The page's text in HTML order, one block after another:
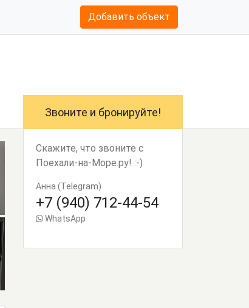
Добавить объект
Звоните и бронируйте!
Скажите, что звоните с
Поехали-на-Море.ру! :-)
Анна (Telegram)
+7 (940) 712-44-54
WhatsApp